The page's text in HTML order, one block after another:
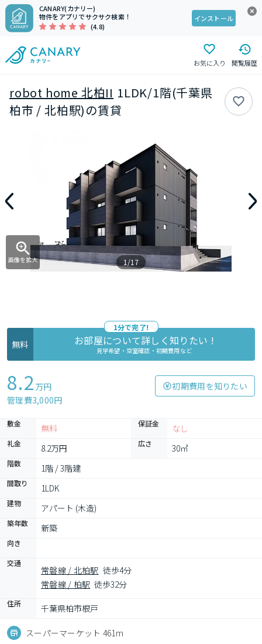
CANARY(カナリー)
物件をアプリでサクサク検索！
(4.8)
インストール
お気に入り 閲覧履歴
robot home 北柏II 1LDK/1階(千葉県
柏市 / 北柏駅)の賃貸
画像を拡大 1/17
1分で完了!
無料 お部屋について詳しく知りたい !
見学希望・空室確認・初期費用など
8.2 万円
管理費3,000円
初期費用を知りたい
敷金 無料 保証金 なし
礼金 8.2万円 広さ 30㎡
階数 1階 / 3階建
間取り 1LDK
建物 アパート (木造)
築年数 新築
向き
交通
常磐線 / 北柏駅 徒歩4分
常磐線 / 柏駅 徒歩32分
住所 千葉県柏市根戸
スーパーマーケット 461m